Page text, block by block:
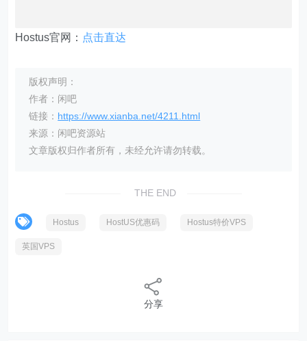
Hostus官网： 点击直达
版权声明：
作者：闲吧
链接： https://www.xianba.net/4211.html
来源：闲吧资源站
文章版权归作者所有，未经允许请勿转载。
THE END
Hostus HostUS优惠码 Hostus特价VPS
英国VPS
分享